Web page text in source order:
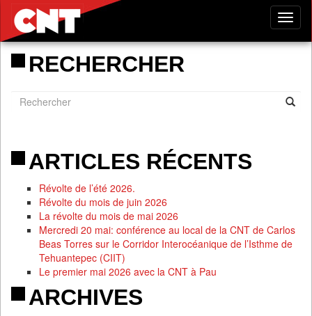
RECHERCHER
ARTICLES RÉCENTS
Révolte de l’été 2026.
Révolte du mois de juin 2026
La révolte du mois de mai 2026
Mercredi 20 mai: conférence au local de la CNT de Carlos
Beas Torres sur le Corridor Interocéanique de l’Isthme de
Tehuantepec (CIIT)
Le premier mai 2026 avec la CNT à Pau
ARCHIVES